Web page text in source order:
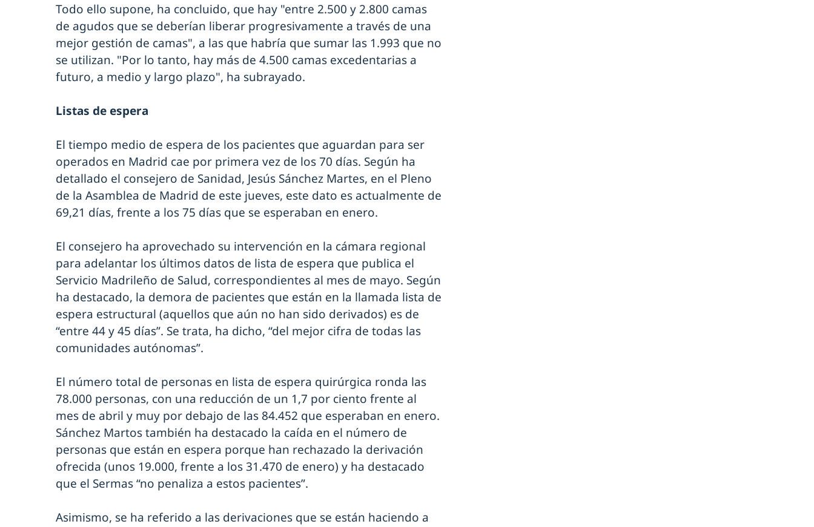
Todo ello supone, ha concluido, que hay "entre 2.500 y 2.800 camas
de agudos que se deberían liberar progresivamente a través de una
mejor gestión de camas", a las que habría que sumar las 1.993 que no
se utilizan. "Por lo tanto, hay más de 4.500 camas excedentarias a
futuro, a medio y largo plazo", ha subrayado.
Listas de espera
El tiempo medio de espera de los pacientes que aguardan para ser
operados en Madrid cae por primera vez de los 70 días. Según ha
detallado el consejero de Sanidad, Jesús Sánchez Martes, en el Pleno
de la Asamblea de Madrid de este jueves, este dato es actualmente de
69,21 días, frente a los 75 días que se esperaban en enero.
El consejero ha aprovechado su intervención en la cámara regional
para adelantar los últimos datos de lista de espera que publica el
Servicio Madrileño de Salud, correspondientes al mes de mayo. Según
ha destacado, la demora de pacientes que están en la llamada lista de
espera estructural (aquellos que aún no han sido derivados) es de
“entre 44 y 45 días”. Se trata, ha dicho, “del mejor cifra de todas las
comunidades autónomas”.
El número total de personas en lista de espera quirúrgica ronda las
78.000 personas, con una reducción de un 1,7 por ciento frente al
mes de abril y muy por debajo de las 84.452 que esperaban en enero.
Sánchez Martos también ha destacado la caída en el número de
personas que están en espera porque han rechazado la derivación
ofrecida (unos 19.000, frente a los 31.470 de enero) y ha destacado
que el Sermas “no penaliza a estos pacientes”.
Asimismo, se ha referido a las derivaciones que se están haciendo a